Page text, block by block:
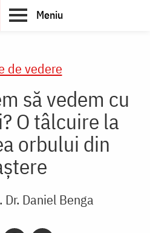
Meniu
de vedere
să vedem cu
O tâlcuire la
orbului din
Dr. Daniel Benga